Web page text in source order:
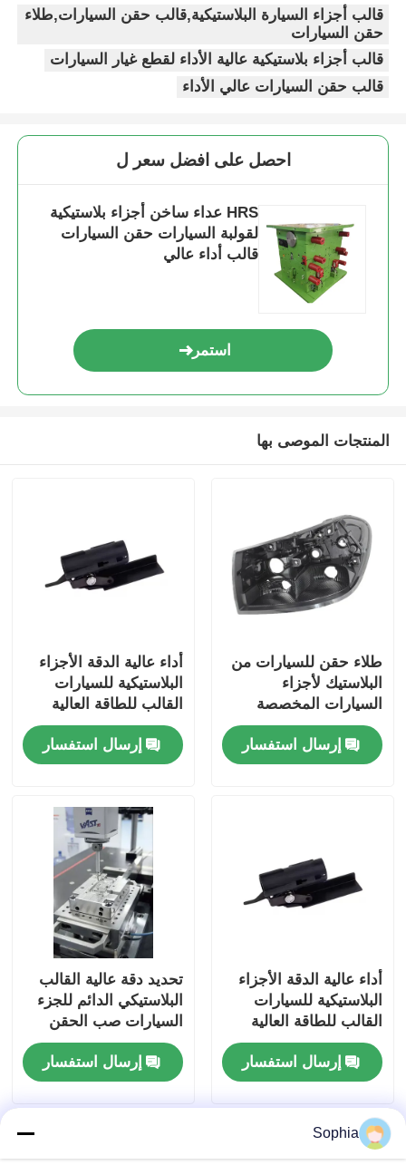
طلاء الأجهزة المنزلية
مكونات قوالب بلاستيكية
قالب أجزاء السيارة البلاستيكية,قالب حقن السيارات,طلاء
حقن السيارات
قالب أجزاء بلاستيكية عالية الأداء لقطع غيار السيارات
قالب حقن السيارات عالي الأداء
احصل على افضل سعر ل
HRS عداء ساخن أجزاء بلاستيكية
لقولبة السيارات حقن السيارات
قالب أداء عالي
استمر
المنتجات الموصى بها
طلاء حقن للسيارات من
البلاستيك لأجزاء
السيارات المخصصة
إرسال استفسار
أداء عالية الدقة الأجزاء
البلاستيكية للسيارات
القالب للطاقة العالية
للسيارات صب الحقن
إرسال استفسار
أداء عالية الدقة الأجزاء
البلاستيكية للسيارات
القالب للطاقة العالية
للسيارات صب الحقن
إرسال استفسار
تحديد دقة عالية القالب
البلاستيكي الدائم للجزء
السيارات صب الحقن
إرسال استفسار
Sophia